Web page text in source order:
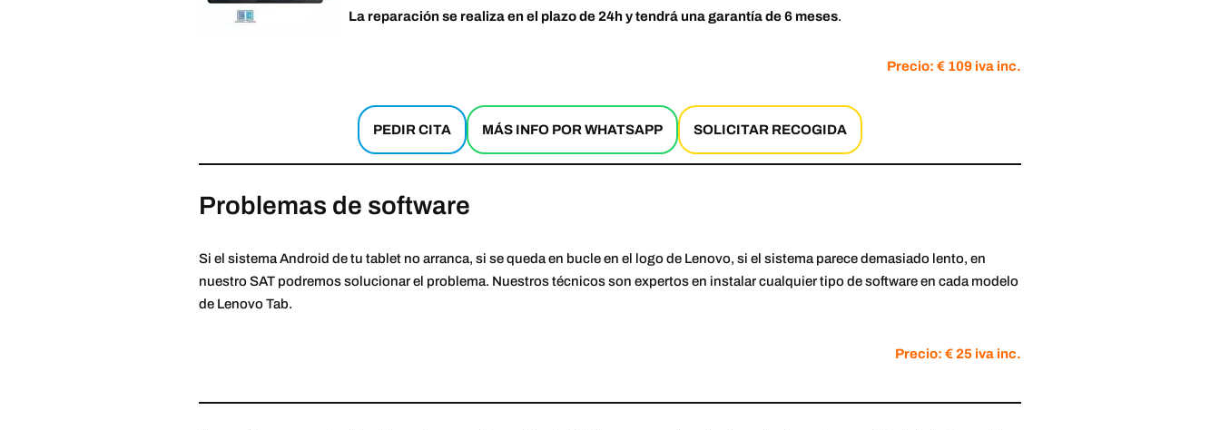
La reparación se realiza en el plazo de 24h y tendrá una garantía de 6 meses.
Precio: € 109 iva inc.
PEDIR CITA MÁS INFO POR WHATSAPP SOLICITAR RECOGIDA
Problemas de software
Si el sistema Android de tu tablet no arranca, si se queda en bucle en el logo de Lenovo, si el sistema parece demasiado lento, en
nuestro SAT podremos solucionar el problema. Nuestros técnicos son expertos en instalar cualquier tipo de software en cada modelo
de Lenovo Tab.
Precio: € 25 iva inc.